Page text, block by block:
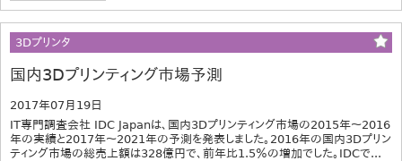
3Dプリンタ
国内3Dプリンティング市場予測
2017年07月19日
IT専門調査会社 IDC Japanは、国内3Dプリンティング市場の2015年～2016
年の実績と2017年～2021年の予測を発表しました。2016年の国内3Dプリン
ティング市場の総売上額は328億円で、前年比1.5％の増加でした。IDCで...